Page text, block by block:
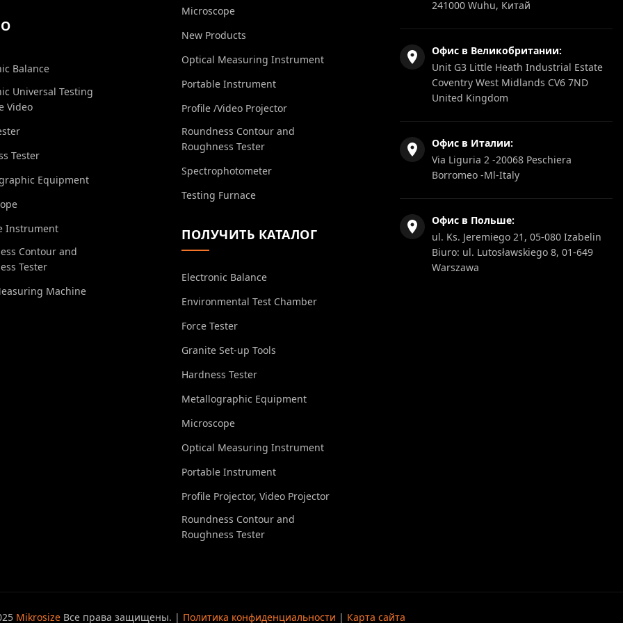
Balance
Universal Testing
Video
Tester
Equipment
Instrument
Contour and
Tester
Machine
Microscope
New Products
Optical Measuring Instrument
Portable Instrument
Profile /Video Projector
Roundness Contour and
Roughness Tester
Spectrophotometer
Testing Furnace
ПОЛУЧИТЬ КАТАЛОГ
Electronic Balance
Environmental Test Chamber
Force Tester
Granite Set-up Tools
Hardness Tester
Metallographic Equipment
Microscope
Optical Measuring Instrument
Portable Instrument
Profile Projector, Video Projector
Roundness Contour and
Roughness Tester
241000 Wuhu, Китай
Офис в Великобритании:
Unit G3 Little Heath Industrial Estate
Coventry West Midlands CV6 7ND
United Kingdom
Офис в Италии:
Via Liguria 2 -20068 Peschiera
Borromeo -Ml-Italy
Офис в Польше:
ul. Ks. Jeremiego 21, 05-080 Izabelin
Biuro: ul. Lutosławskiego 8, 01-649
Warszawa
Mikrosize Все права защищены. | Политика конфиденциальности | Карта сайта